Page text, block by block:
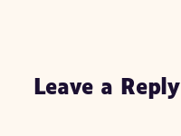
Leave a Reply